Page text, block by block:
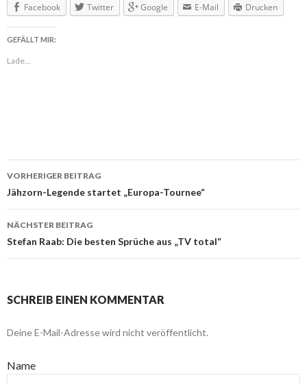
Facebook Twitter Google E-Mail Drucken
GEFÄLLT MIR:
Lade...
Beitragsnavigation
VORHERIGER BEITRAG
Jähzorn-Legende startet „Europa-Tournee“
NÄCHSTER BEITRAG
Stefan Raab: Die besten Sprüche aus „TV total“
SCHREIB EINEN KOMMENTAR
Deine E-Mail-Adresse wird nicht veröffentlicht.
Name